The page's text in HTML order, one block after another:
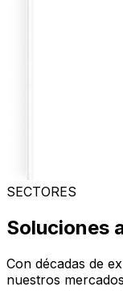
SECTORES
Soluciones
Con décadas de
nuestros